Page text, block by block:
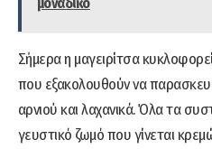
Σήμερα η μαγειρίτσα
που εξακολουθούν να
αρνιού και λαχανικά. Όλα τα
γευστικό ζωμό που γίνεται